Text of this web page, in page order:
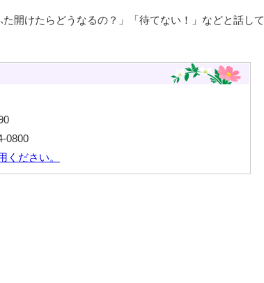
開けたらどうなるの？」「待てない！」などと話して
0800
ください。